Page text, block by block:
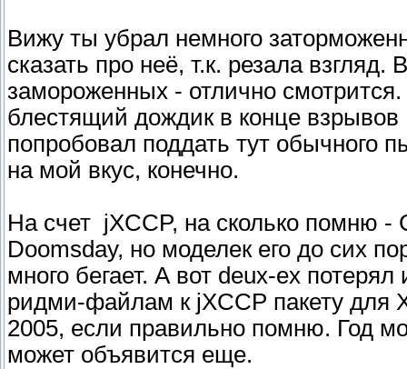
Вижу ты убрал немного
сказать про неё, т.к. резала
замороженных - отлично
блестящий дождик в конце
попробовал поддать тут обычного
на мой вкус, конечно.
На счет jXCCP, на сколько помню -
Doomsday, но моделек его до сих
много бегает. А вот deux-ex
ридми-файлам к jXCCP пакету для
2005, если правильно помню. Год
может объявится еще.